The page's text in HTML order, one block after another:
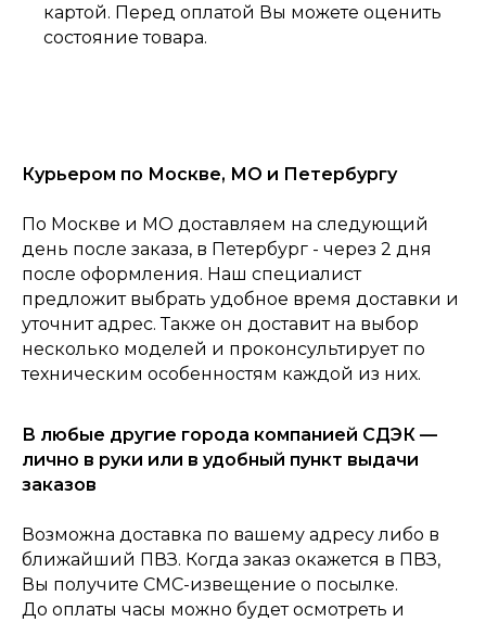
Главная Каталог
Консультация Корзина
0
картой. Перед оплатой Вы можете оценить
состояние товара.
Курьером по Москве, МО и Петербургу
По Москве и МО доставляем на следующий
день после заказа, в Петербург - через 2 дня
после оформления. Наш специалист
предложит выбрать удобное время доставки и
уточнит адрес. Также он доставит на выбор
несколько моделей и проконсультирует по
техническим особенностям каждой из них.
В любые другие города компанией СДЭК —
лично в руки или в удобный пункт выдачи
заказов
Возможна доставка по вашему адресу либо в
ближайший ПВЗ. Когда заказ окажется в ПВЗ,
Вы получите СМС-извещение о посылке.
До оплаты часы можно будет осмотреть и